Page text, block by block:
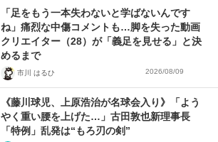
「足をもう一本失わないと学ばないんです
ね」痛烈な中傷コメントも…脚を失った動画
クリエイター（28）が「義足を見せる」と決
めるまで
市川 はるひ 2026/08/09
《藤川球児、上原浩治が名球会入り》「よう
やく重い腰を上げた…」古田敦也新理事長
「特例」乱発は“もろ刃の剣”